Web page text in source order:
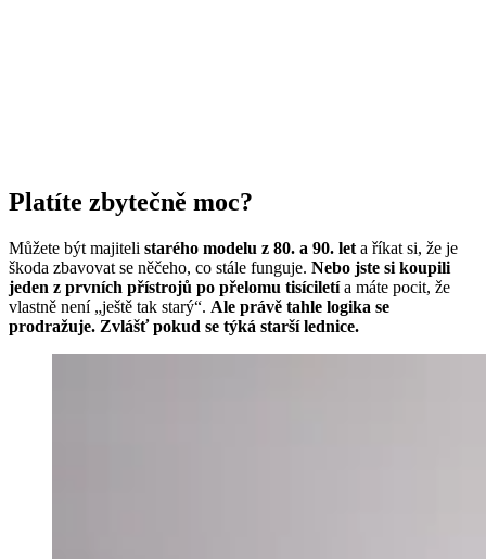
Platíte zbytečně moc?
Můžete být majiteli starého modelu z 80. a 90. let a říkat si, že je
škoda zbavovat se něčeho, co stále funguje. Nebo jste si koupili
jeden z prvních přístrojů po přelomu tisíciletía máte pocit, že
vlastně není „ještě tak starý“. Ale právě tahle logika se
prodražuje. Zvlášť pokud se týká starší lednice.